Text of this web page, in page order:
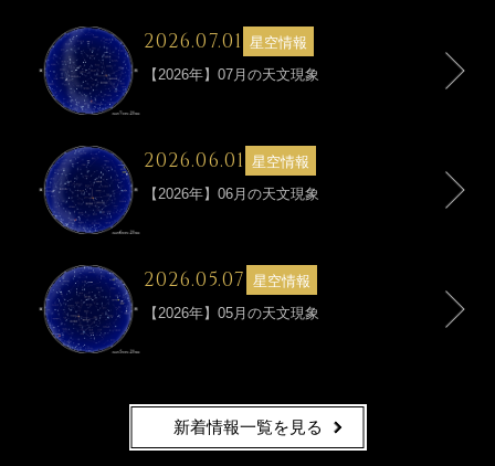
【2026年】07月の天文現象
投稿日
2026.07.01 カテゴリー
星空情報
【2026年】06月の天文現象
投稿日
2026.06.01 カテゴリー
星空情報
【2026年】05月の天文現象
投稿日
2026.05.07 カテゴリー
星空情報
新着情報一覧を見る